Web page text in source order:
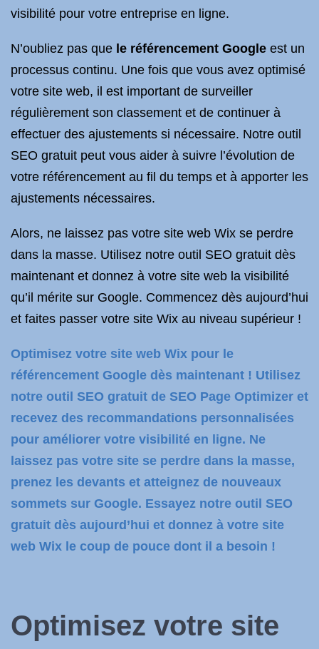
visibilité pour votre entreprise en ligne.
N’oubliez pas que le référencement Google est un
processus continu. Une fois que vous avez optimisé
votre site web, il est important de surveiller
régulièrement son classement et de continuer à
effectuer des ajustements si nécessaire. Notre outil
SEO gratuit peut vous aider à suivre l’évolution de
votre référencement au fil du temps et à apporter les
ajustements nécessaires.
Alors, ne laissez pas votre site web Wix se perdre
dans la masse. Utilisez notre outil SEO gratuit dès
maintenant et donnez à votre site web la visibilité
qu’il mérite sur Google. Commencez dès aujourd’hui
et faites passer votre site Wix au niveau supérieur !
Optimisez votre site web Wix pour le
référencement Google dès maintenant ! Utilisez
notre outil SEO gratuit de SEO Page Optimizer et
recevez des recommandations personnalisées
pour améliorer votre visibilité en ligne. Ne
laissez pas votre site se perdre dans la masse,
prenez les devants et atteignez de nouveaux
sommets sur Google. Essayez notre outil SEO
gratuit dès aujourd’hui et donnez à votre site
web Wix le coup de pouce dont il a besoin !
Optimisez votre site